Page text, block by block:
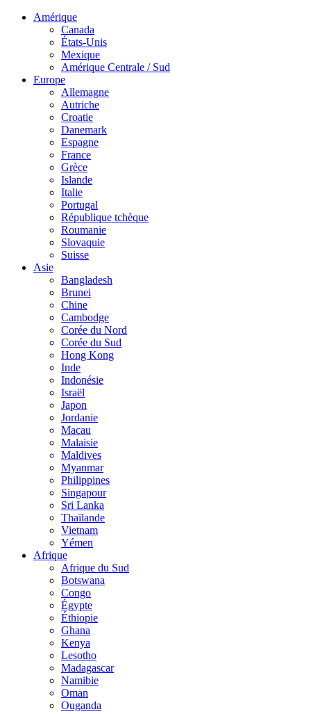
Amérique
Canada
États-Unis
Mexique
Amérique Centrale / Sud
Europe
Allemagne
Autriche
Croatie
Danemark
Espagne
France
Grèce
Islande
Italie
Portugal
République tchèque
Roumanie
Slovaquie
Suisse
Asie
Bangladesh
Brunei
Chine
Cambodge
Corée du Nord
Corée du Sud
Hong Kong
Inde
Indonésie
Israël
Japon
Jordanie
Macau
Malaisie
Maldives
Myanmar
Philippines
Singapour
Sri Lanka
Thaïlande
Vietnam
Yémen
Afrique
Afrique du Sud
Botswana
Congo
Égypte
Éthiopie
Ghana
Kenya
Lesotho
Madagascar
Namibie
Oman
Ouganda